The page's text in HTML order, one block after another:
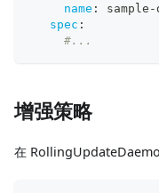
name : sample -
spec :
#...
增强策略
在